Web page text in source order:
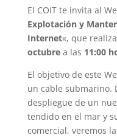
El COIT te invita al
Explotación y
Internet«, que
octubrea las 11:00
El objetivo de este
un cable submarino.
despliegue de un
tendido en el mar y
comercial, veremos